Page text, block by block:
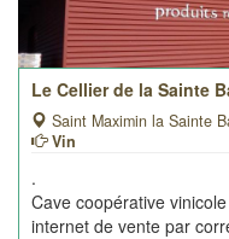
Le Cellier de la Sainte
Saint Maximin la Sainte
Vin
.
Cave coopérative
internet de vente par